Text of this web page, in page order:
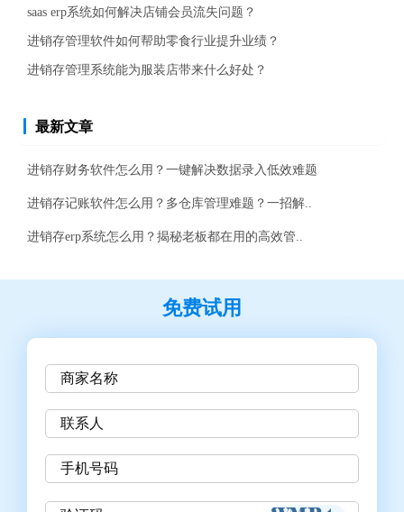
saas erp系统如何解决店铺会员流失问题？
进销存管理软件如何帮助零食行业提升业绩？
进销存管理系统能为服装店带来什么好处？
最新文章
进销存财务软件怎么用？一键解决数据录入低效难题
进销存记账软件怎么用？多仓库管理难题？一招解..
进销存erp系统怎么用？揭秘老板都在用的高效管..
免费试用